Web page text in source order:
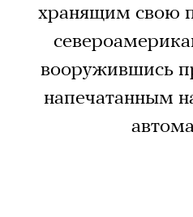
хранящим свою
вооружившись
напечатанным